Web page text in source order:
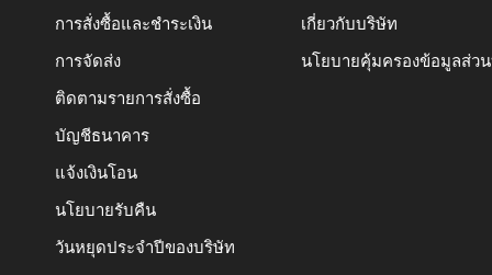
การสั่งซื้อและชำระเงิน
การจัดส่ง
ติดตามรายการสั่งซื้อ
บัญชีธนาคาร
แจ้งเงินโอน
นโยบายรับคืน
วันหยุดประจำปีของบริษัท
เกี่ยวกับบริษัท
นโยบายคุ้มครองข้อมูลส่ว